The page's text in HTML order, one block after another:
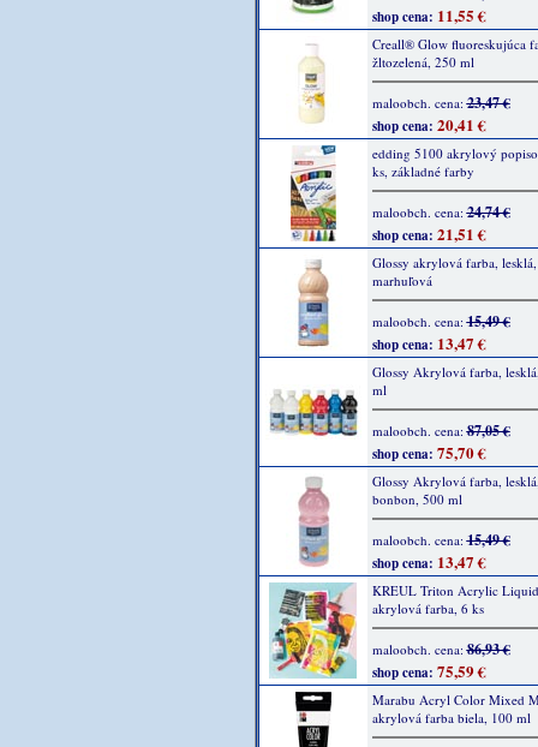
shop cena: 11,55 €
Creall® Glow fluoreskujúca
žltozelená, 250 ml
maloobch. cena:23,47 €
shop cena: 20,41 €
edding 5100 akrylový
ks, základné farby
maloobch. cena:24,74 €
shop cena: 21,51 €
Glossy akrylová farba,
marhuľová
maloobch. cena:15,49 €
shop cena: 13,47 €
Glossy Akrylová farba,
ml
maloobch. cena:87,05 €
shop cena: 75,70 €
Glossy Akrylová farba,
bonbon, 500 ml
maloobch. cena:15,49 €
shop cena: 13,47 €
KREUL Triton Acrylic
akrylová farba, 6 ks
maloobch. cena:86,93 €
shop cena: 75,59 €
Marabu Acryl Color Mixed
akrylová farba biela, 100 ml